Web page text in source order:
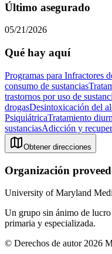
Último asegurado
05/21/2026
Qué hay aquí
Programas para Infractores
consumo de sustancias
trastornos por uso de
drogasDesintoxicación del
PsiquiátricaTratamiento
sustanciasAdicción y
Obtener direcciones
Organización
University of Maryland
Un grupo sin ánimo de
primaria y especializada.
© Derechos de autor 2026